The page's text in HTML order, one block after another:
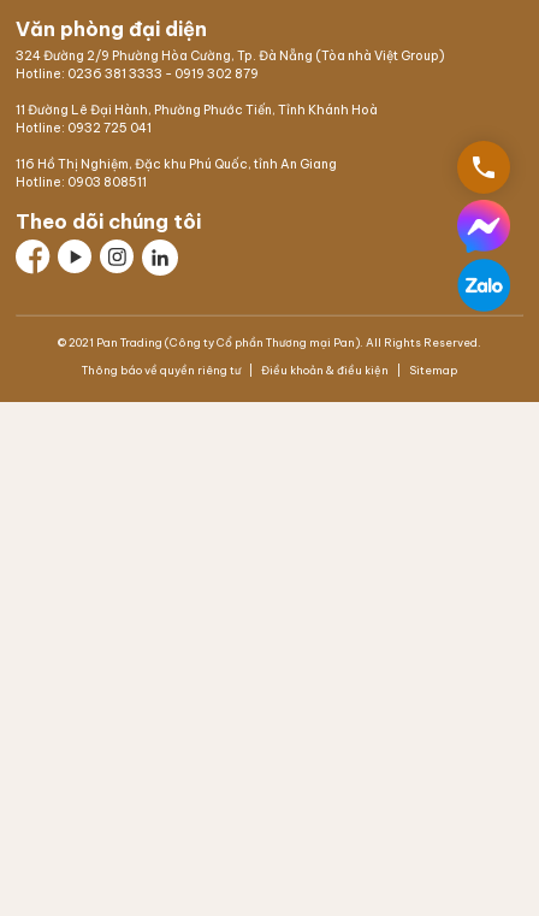
Văn phòng đại diện
324 Đường 2/9 Phường Hòa Cường, Tp. Đà Nẵng (Tòa nhà Việt Group)
Hotline: 0236 381 3333 - 0919 302 879
11 Đường Lê Đại Hành, Phường Phước Tiến, Tỉnh Khánh Hoà
Hotline: 0932 725 041
116 Hồ Thị Nghiệm, Đặc khu Phú Quốc, tỉnh An Giang
Hotline: 0903 808511
Theo dõi chúng tôi
© 2021 Pan Trading (Công ty Cổ phần Thương mại Pan). All Rights Reserved.
Thông báo về quyền riêng tư Điều khoản & điều kiện Sitemap
phone